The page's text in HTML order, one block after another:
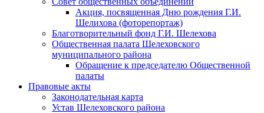
Акция, посвященная Дню рождения Г.И.
Шелихова (фоторепортаж)
Благотворительный фонд Г.И. Шелехова
Общественная палата Шелеховского
муниципального района
Обращение к председателю Общественной
палаты
Правовые акты
Законодательная карта
Устав Шелеховского района